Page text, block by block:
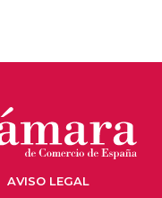
AVISO LEGAL